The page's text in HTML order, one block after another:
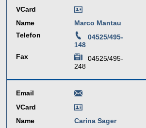
VCard
Name
Marco Mantau
Telefon
04525/495-
148
Fax
04525/495-
248
Email
VCard
Name
Carina Sager